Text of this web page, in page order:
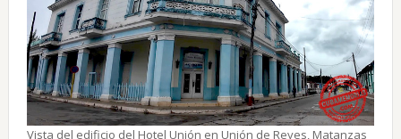
Vista del edificio del Hotel Unión en Unión de Reyes, Matanzas